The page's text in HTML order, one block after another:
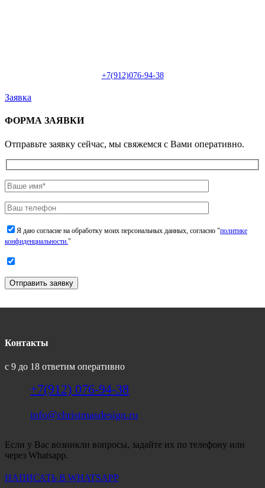
+7(912)076-94-38
Заявка
ФОРМА ЗАЯВКИ
Отправьте заявку сейчас, мы свяжемся с Вами оперативно.
Я даю согласие на обработку моих персональных данных, согласно "политике
конфиденциальности."
Отправить заявку
Контакты
с 9 до 18 ответим оперативно
+7(912) 076-94-38
info@christmasdesign.ru
Если у Вас возникли вопросы, задайте их по телефону или
через Whatsapp.
НАПИСАТЬ В WHATSAPP